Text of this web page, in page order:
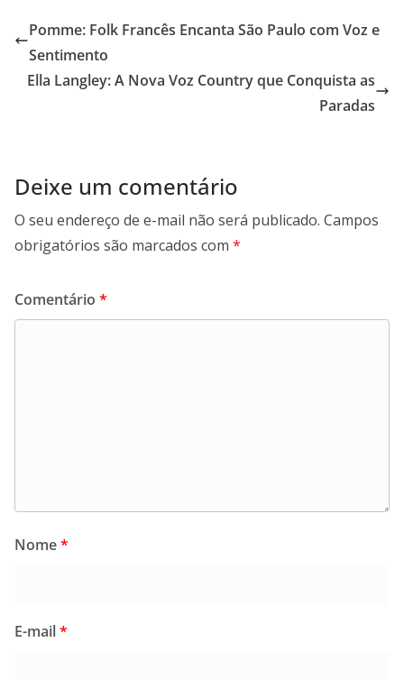
Pomme: Folk Francês Encanta São Paulo com Voz e
Sentimento
Ella Langley: A Nova Voz Country que Conquista as
Paradas
Deixe um comentário
O seu endereço de e-mail não será publicado. Campos
obrigatórios são marcados com *
Comentário *
Nome*
E-mail*